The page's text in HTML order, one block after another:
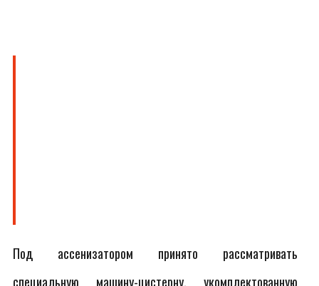
Под ассенизатором принято рассматривать
специальную машину-цистерну, укомплектованную